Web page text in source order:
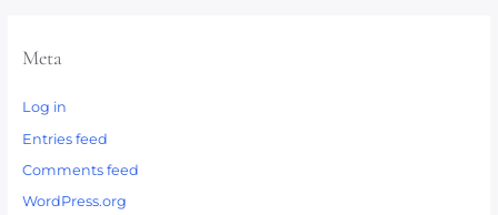
Meta
Log in
Entries feed
Comments feed
WordPress.org